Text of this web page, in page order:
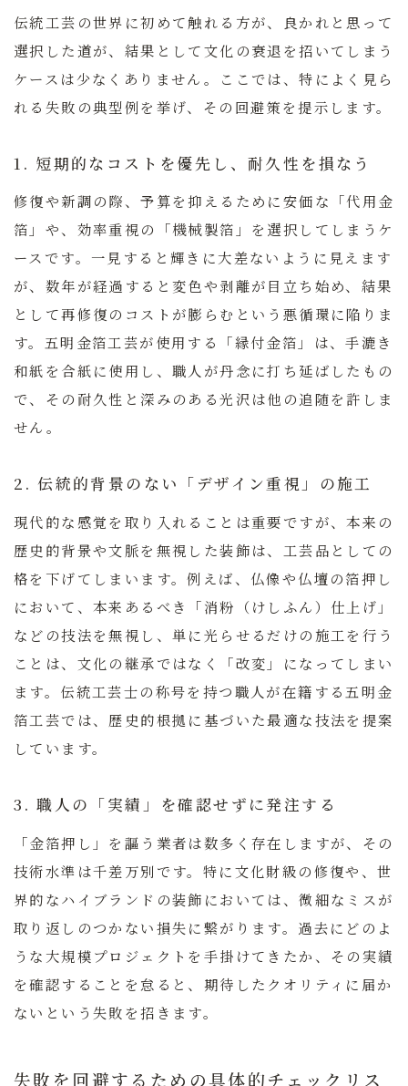
伝統工芸の世界に初めて触れる方が、良かれと思って
選択した道が、結果として文化の衰退を招いてしまう
ケースは少なくありません。ここでは、特によく見ら
れる失敗の典型例を挙げ、その回避策を提示します。
1. 短期的なコストを優先し、耐久性を損なう
修復や新調の際、予算を抑えるために安価な「代用金
箔」や、効率重視の「機械製箔」を選択してしまうケ
ースです。一見すると輝きに大差ないように見えます
が、数年が経過すると変色や剥離が目立ち始め、結果
として再修復のコストが膨らむという悪循環に陥りま
す。 五明金箔工芸が使用する「縁付金箔」は、手漉き
和紙を合紙に使用し、職人が丹念に打ち延ばしたもの
で、その耐久性と深みのある光沢は他の追随を許しま
せん。
2. 伝統的背景のない「デザイン重視」の施工
現代的な感覚を取り入れることは重要ですが、本来の
歴史的背景や文脈を無視した装飾は、工芸品としての
格を下げてしまいます。例えば、仏像や仏壇の箔押し
において、本来あるべき「消粉（けしふん）仕上げ」
などの技法を無視し、単に光らせるだけの施工を行う
ことは、文化の継承ではなく「改変」になってしまい
ます。 伝統工芸士の称号を持つ職人が在籍する五明金
箔工芸では、歴史的根拠に基づいた最適な技法を提案
しています。
3. 職人の「実績」を確認せずに発注する
「金箔押し」を謳う業者は数多く存在しますが、その
技術水準は千差万別です。特に文化財級の修復や、世
界的なハイブランドの装飾においては、微細なミスが
取り返しのつかない損失に繋がります。過去にどのよ
うな大規模プロジェクトを手掛けてきたか、その実績
を確認することを怠ると、期待したクオリティに届か
ないという失敗を招きます。
失敗を回避するための具体的チェックリス